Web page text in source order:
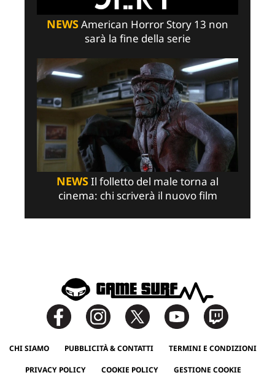
NEWSAmerican Horror Story 13 non
sarà la fine della serie
NEWSIl folletto del male torna al
cinema: chi scriverà il nuovo film
CHI SIAMO PUBBLICITÀ & CONTATTI TERMINI E CONDIZIONI
PRIVACY POLICY COOKIE POLICY GESTIONE COOKIE